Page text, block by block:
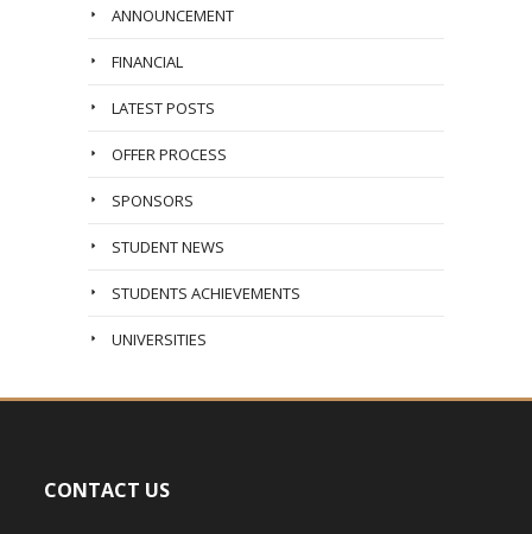
ANNOUNCEMENT
FINANCIAL
LATEST POSTS
OFFER PROCESS
SPONSORS
STUDENT NEWS
STUDENTS ACHIEVEMENTS
UNIVERSITIES
CONTACT US